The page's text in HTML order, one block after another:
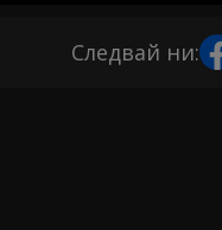
Следвай ни: